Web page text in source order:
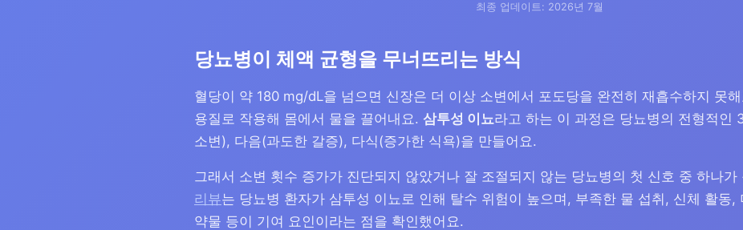
최종 업데이트: 2026년 7월
당뇨병이 체액 균형을 무너뜨리는 방식
혈당이 약 180 mg/dL을 넘으면 신장은 더 이상 소변에서 포도당을 완전히 재흡수하지 못
용질로 작용해 몸에서 물을 끌어내요. 삼투성 이뇨라고 하는 이 과정은 당뇨병의 전형적인
소변), 다음(과도한 갈증), 다식(증가한 식욕)을 만들어요.
그래서 소변 횟수 증가가 진단되지 않았거나 잘 조절되지 않는 당뇨병의 첫 신호 중 하나가
리뷰는 당뇨병 환자가 삼투성 이뇨로 인해 탈수 위험이 높으며, 부족한 물 섭취, 신체 활동,
약물 등이 기여 요인이라는 점을 확인했어요.